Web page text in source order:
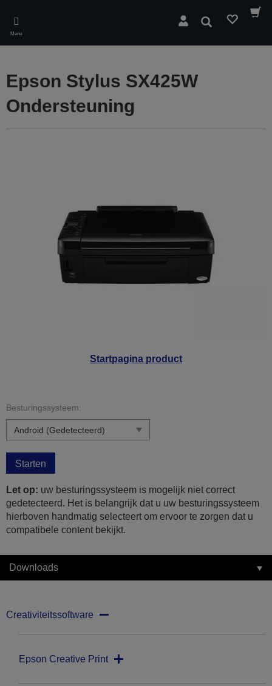
main
content
Menu
Zoeken
Startpagina product
Epson Stylus SX425W
Ondersteuning
Besturingssysteem:
Starten
Let op: uw besturingssysteem is mogelijk niet correct
gedetecteerd. Het is belangrijk dat u uw besturingssysteem
hierboven handmatig selecteert om ervoor te zorgen dat u
compatibele content bekijkt.
Downloads
Creativiteitssoftware
Epson Creative Print